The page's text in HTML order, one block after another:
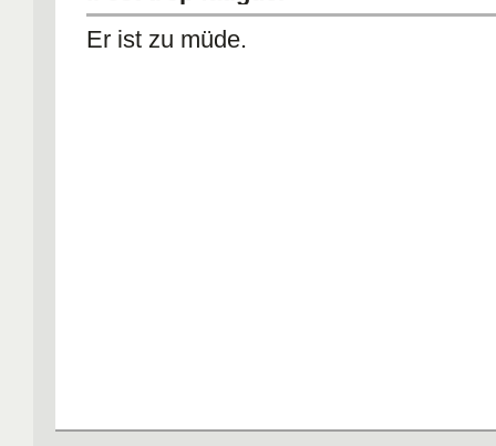
Er ist zu müde.